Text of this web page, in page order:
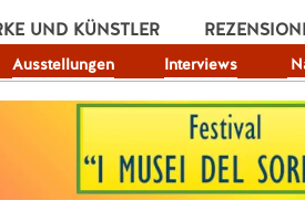
Ausstellungen Interviews
UND KÜNSTLER